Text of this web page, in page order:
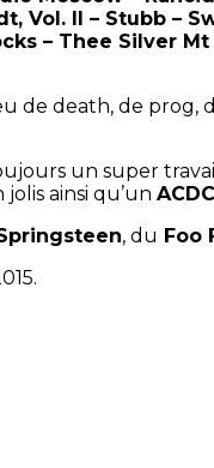
Vol. II – Stubb –
– Thee Silver
de death, de
un super
jolis ainsi qu’un ACDC
, du Foo